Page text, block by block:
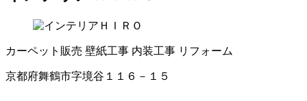
カーペット販売 壁紙工事 内装工事 リフォーム
京都府舞鶴市字境谷１１６－１５